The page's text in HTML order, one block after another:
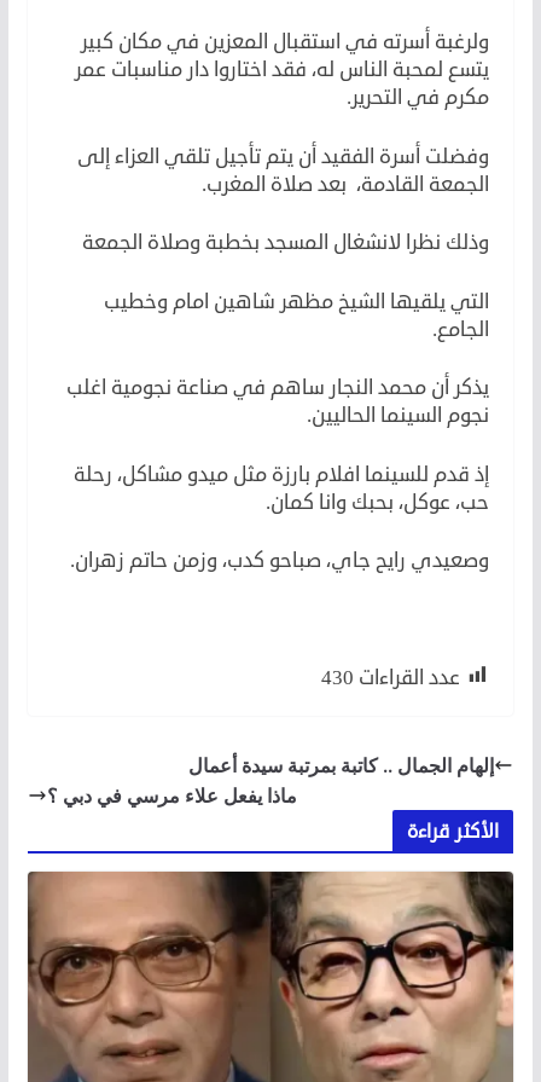
ولرغبة أسرته في استقبال المعزين في مكان كبير
يتسع لمحبة الناس له، فقد اختاروا دار مناسبات عمر
مكرم في التحرير.
وفضلت أسرة الفقيد أن يتم تأجيل تلقي العزاء إلى
الجمعة القادمة، بعد صلاة المغرب.
وذلك نظرا لانشغال المسجد بخطبة وصلاة الجمعة
التي يلقيها الشيخ مظهر شاهين امام وخطيب
الجامع.
يذكر أن محمد النجار ساهم في صناعة نجومية اغلب
نجوم السينما الحاليين.
إذ قدم للسينما افلام بارزة مثل ميدو مشاكل، رحلة
حب، عوكل، بحبك وانا كمان.
وصعيدي رايح جاي، صباحو كدب، وزمن حاتم زهران.
عدد القراءات 430
إلهام الجمال .. كاتبة بمرتبة سيدة أعمال
ماذا يفعل علاء مرسي في دبي ؟
الأكثر قراءة